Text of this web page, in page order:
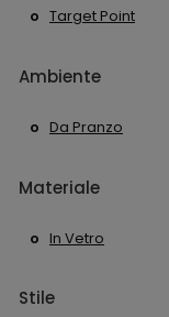
Target Point
Ambiente
Da Pranzo
Materiale
In Vetro
Stile